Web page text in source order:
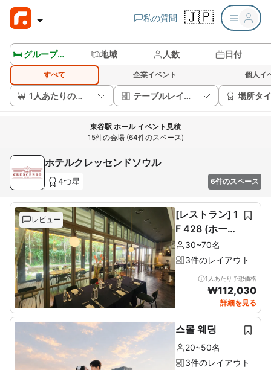
私の質問 🇯🇵
🛏️ グループルームを見る 地域 人数 日付
すべて 企業イベント 個人イ
1人あたりの価格 テーブルレイアウト 場所タ
東谷駅 ホール イベント見積
15件の会場 (64件のスペース)
ホテルクレッセンドソウル
4つ星 6件のスペース
レビュー
[レストラン] 1
F 428 (ホール
60席+ルーム1
0席)
30~70名
3件のレイアウト
1人あたり予想価格
₩112,030
詳細を見る
스몰 웨딩
20~50名
3件のレイアウト